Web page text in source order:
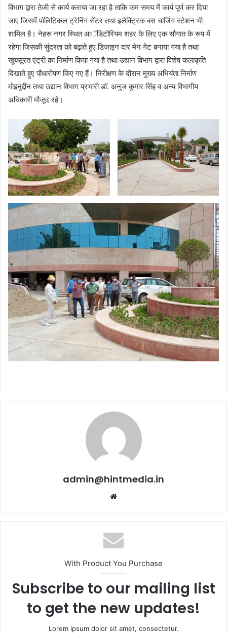
विभाग द्वारा तेजी से कार्य कराया जा रहा है ताकि कम समय में कार्य पूर्ण कर दिया
जाए जिसमें पॉलिटिकल ट्रेनिंग सेंटर तथा इलेक्ट्रिक बस चार्जिंग स्टेशन भी
शामिल है। नेहरू नगर स्थित आॅडिटोरियम शहर के लिए एक सौगात के रूप में
रहेगा जिसकी सुंदरता को बढ़ाते हुए डिजाइन दार मेन गेट बनाया गया है तथा
खूबसूरत एंट्री का निर्माण किया गया है तथा उद्यान विभाग द्वारा विशेष कलाकृति
दिखाते हुए पौधारोपण किए गए हैं। निरीक्षण के दौरान मुख्य अभियंता निर्माण
मोइनुद्दीन तथा उद्यान विभाग प्रभारी डॉ. अनुज कुमार सिंह व अन्य विभागीय
अधिकारी मौजूद रहे।
admin@hintmedia.in
With Product You Purchase
Subscribe to our mailing list
to get the new updates!
Lorem ipsum dolor sit amet, consectetur.